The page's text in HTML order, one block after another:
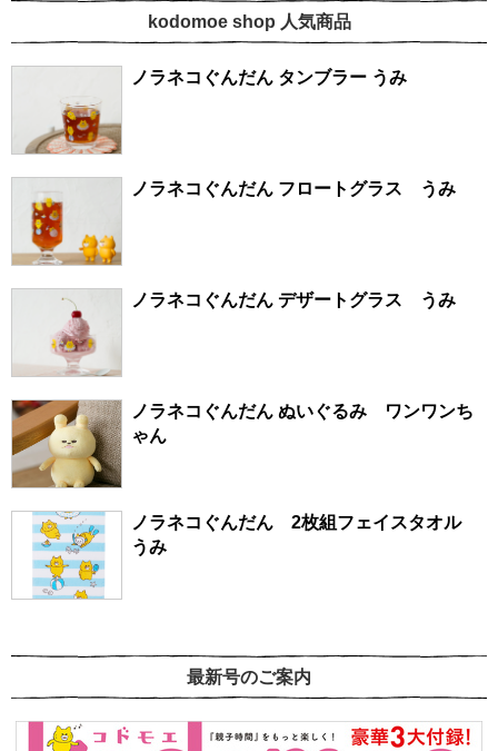
kodomoe shop 人気商品
ノラネコぐんだん タンブラー うみ
ノラネコぐんだん フロートグラス うみ
ノラネコぐんだん デザートグラス うみ
ノラネコぐんだん ぬいぐるみ ワンワンち
ゃん
ノラネコぐんだん 2枚組フェイスタオル
うみ
最新号のご案内